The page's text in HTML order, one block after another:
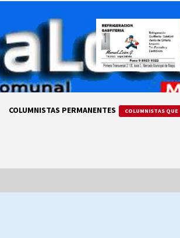
COLUMNISTAS PERMANENTES COLUMNISTAS QUE